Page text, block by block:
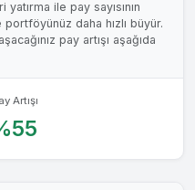
ile pay sayısının
portföyünüz daha hızlı büyür.
pay artışı aşağıda
Artışı